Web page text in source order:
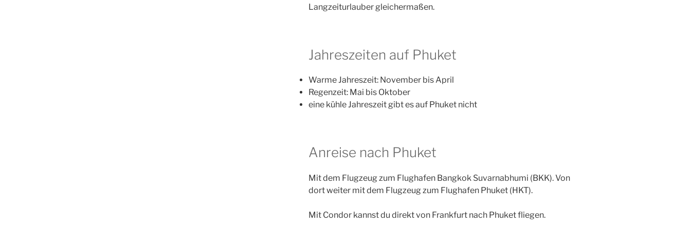
Langzeiturlauber gleichermaßen.
Jahreszeiten auf Phuket
Warme Jahreszeit: November bis April
Regenzeit: Mai bis Oktober
eine kühle Jahreszeit gibt es auf Phuket nicht
Anreise nach Phuket
Mit dem Flugzeug zum Flughafen Bangkok Suvarnabhumi (BKK). Von
dort weiter mit dem Flugzeug zum Flughafen Phuket (HKT).
Mit Condor kannst du direkt von Frankfurt nach Phuket fliegen.